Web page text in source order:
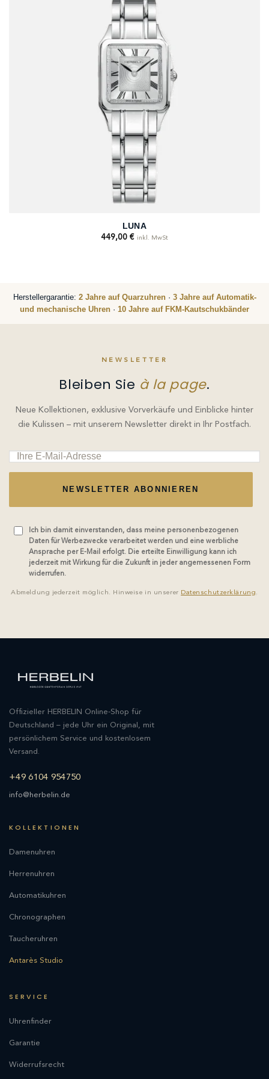
LUNA
449,00 € inkl. MwSt
Herstellergarantie: 2 Jahre auf Quarzuhren· 3 Jahre auf Automatik-
und mechanische Uhren · 10 Jahre auf FKM-Kautschukbänder
NEWSLETTER
Bleiben Sie à la page.
Neue Kollektionen, exklusive Vorverkäufe und Einblicke hinter
die Kulissen – mit unserem Newsletter direkt in Ihr Postfach.
NEWSLETTER ABONNIEREN
Ich bin damit einverstanden, dass meine personenbezogenen
Daten für Werbezwecke verarbeitet werden und eine werbliche
Ansprache per E-Mail erfolgt. Die erteilte Einwilligung kann ich
jederzeit mit Wirkung für die Zukunft in jeder angemessenen Form
widerrufen.
Abmeldung jederzeit möglich. Hinweise in unserer Datenschutzerklärung.
Offizieller HERBELIN Online-Shop für
Deutschland – jede Uhr ein Original, mit
persönlichem Service und kostenlosem
Versand.
+49 6104 954750
info@herbelin.de
KOLLEKTIONEN
Damenuhren
Herrenuhren
Automatikuhren
Chronographen
Taucheruhren
Antarès Studio
SERVICE
Uhrenfinder
Garantie
Widerrufsrecht